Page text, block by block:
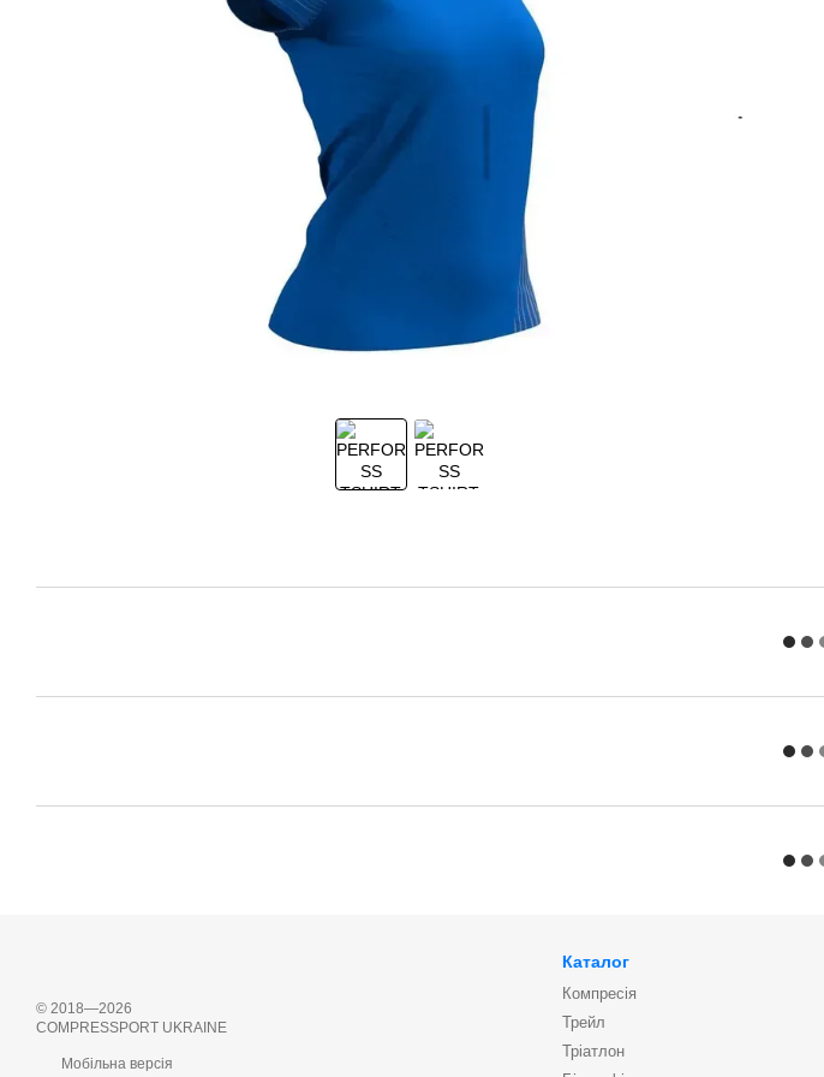
© 2018—2026
COMPRESSPORT UKRAINE
Мобільна версія
Каталог
Компресія
Трейл
Тріатлон